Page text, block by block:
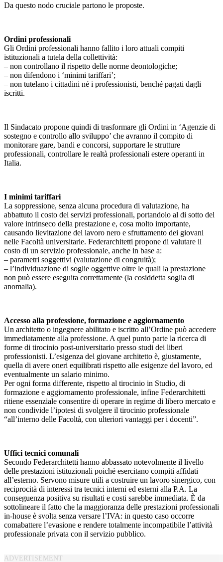
Da questo nodo cruciale partono le proposte.
Ordini professionali
Gli Ordini professionali hanno fallito i loro attuali compiti
istituzionali a tutela della collettività:
– non controllano il rispetto delle norme deontologiche;
– non difendono i ‘minimi tariffari’;
– non tutelano i cittadini né i professionisti, benché pagati dagli
iscritti.
Il Sindacato propone quindi di trasformare gli Ordini in ‘Agenzie di
sostegno e controllo allo sviluppo’ che avranno il compito di
monitorare gare, bandi e concorsi, supportare le strutture
professionali, controllare le realtà professionali estere operanti in
Italia.
I minimi tariffari
La soppressione, senza alcuna procedura di valutazione, ha
abbattuto il costo dei servizi professionali, portandolo al di sotto del
valore intrinseco della prestazione e, cosa molto importante,
causando lievitazione del lavoro nero e sfruttamento dei giovani
nelle Facoltà universitarie. Federarchitetti propone di valutare il
costo di un servizio professionale, anche in base a:
– parametri soggettivi (valutazione di congruità);
– l’individuazione di soglie oggettive oltre le quali la prestazione
non può essere eseguita correttamente (la cosiddetta soglia di
anomalia).
Accesso alla professione, formazione e aggiornamento
Un architetto o ingegnere abilitato e iscritto all’Ordine può accedere
immediatamente alla professione. A quel punto parte la ricerca di
forme di tirocinio post-universitario presso studi dei liberi
professionisti. L’esigenza del giovane architetto è, giustamente,
quella di avere oneri equilibrati rispetto alle esigenze del lavoro, ed
eventualmente un salario minimo.
Per ogni forma differente, rispetto al tirocinio in Studio, di
formazione e aggiornamento professionale, infine Federarchitetti
ritiene essenziale consentire di operare in regime di libero mercato e
non condivide l’ipotesi di svolgere il tirocinio professionale
“all’interno delle Facoltà, con ulteriori vantaggi per i docenti”.
Uffici tecnici comunali
Secondo Federarchitetti hanno abbassato notevolmente il livello
delle prestazioni istituzionali poiché esercitano compiti affidati
all’esterno. Servono misure utili a costruire un lavoro sinergico, con
reciprocità di interessi tra tecnici interni ed esterni alla P.A. La
conseguenza positiva su risultati e costi sarebbe immediata. È da
sottolineare il fatto che la maggioranza delle prestazioni professionali
in-house è svolta senza versare l’IVA: in questo caso occorre
comabattere l’evasione e rendere totalmente incompatibile l’attività
professionale privata con il servizio pubblico.